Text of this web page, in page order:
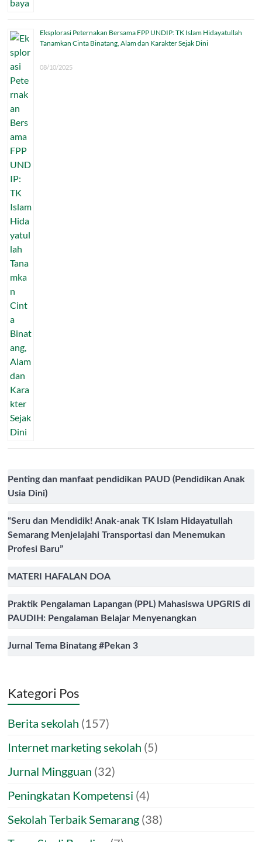
Eksplorasi Peternakan Bersama FPP UNDIP: TK Islam Hidayatullah
Tanamkan Cinta Binatang, Alam dan Karakter Sejak Dini
08/10/2025
Penting dan manfaat pendidikan PAUD (Pendidikan Anak
Usia Dini)
“Seru dan Mendidik! Anak-anak TK Islam Hidayatullah
Semarang Menjelajahi Transportasi dan Menemukan
Profesi Baru”
MATERI HAFALAN DOA
Praktik Pengalaman Lapangan (PPL) Mahasiswa UPGRIS di
PAUDIH: Pengalaman Belajar Menyenangkan
Jurnal Tema Binatang #Pekan 3
Kategori Pos
Berita sekolah (157)
Internet marketing sekolah (5)
Jurnal Mingguan (32)
Peningkatan Kompetensi (4)
Sekolah Terbaik Semarang (38)